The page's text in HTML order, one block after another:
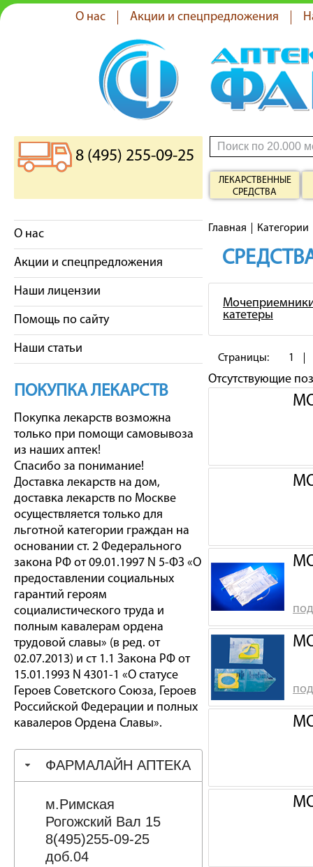
О нас Акции и спецпредложения
8 (495) 255-09-25
ЛЕКАРСТВЕННЫЕ
СРЕДСТВА
О нас
Акции и спецпредложения
Наши лицензии
Помощь по сайту
Наши статьи
ПОКУПКА ЛЕКАРСТВ
Покупка лекарств возможна
только при помощи самовывоза
из наших аптек!
Спасибо за понимание!
Доставка лекарств на дом,
доставка лекарств по Москве
осуществляется только для
льготной категории граждан на
основании ст. 2 Федерального
закона РФ от 09.01.1997 N 5-ФЗ «О
предоставлении социальных
гарантий героям
социалистического труда и
полным кавалерам ордена
трудовой славы» (в ред. от
02.07.2013) и ст 1.1 Закона РФ от
15.01.1993 N 4301-1 «О статусе
Героев Советского Союза, Героев
Российской Федерации и полных
кавалеров Ордена Славы».
ФАРМАЛАЙН АПТЕКА
м.Римская
Рогожский Вал 15
8(495)255-09-25
доб.04
Главная Категории
катетеры
Страницы: 1
Отсутствующие